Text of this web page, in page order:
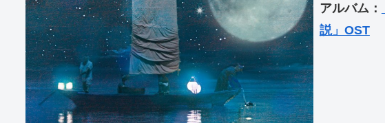
アルバム：
説」OST